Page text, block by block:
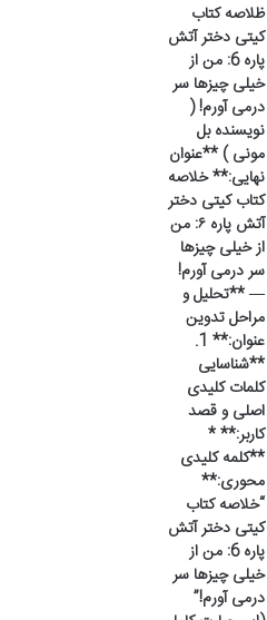
ظلاصه کتاب
کیتی دختر آتش
پاره 6: من از
خیلی چیزها سر
درمی آورم! (
نویسنده بل
مونی ) **عنوان
نهایی:** خلاصه
کتاب کیتی دختر
آتش پاره ۶: من
از خیلی چیزها
سر درمی آورم!
— **تحلیل و
مراحل تدوین
عنوان:** 1.
**شناسایی
کلمات کلیدی
اصلی و قصد
کاربر:** *
**کلمه کلیدی
محوری:**
“خلاصه کتاب
کیتی دختر آتش
پاره 6: من از
خیلی چیزها سر
درمی آورم!”